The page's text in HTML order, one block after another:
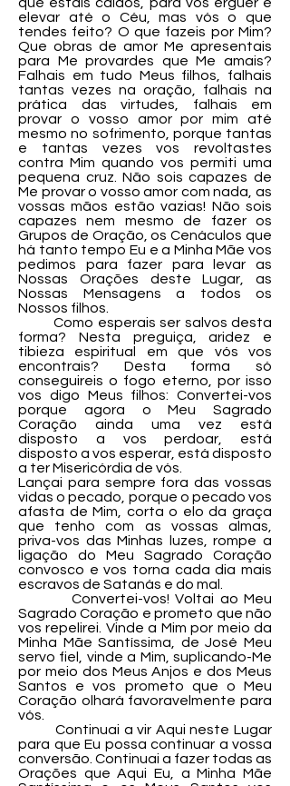
elevar até o Céu, mas vós o que
tendes feito? O que fazeis por Mim?
Que obras de amor Me apresentais
para Me provardes que Me amais?
Falhais em tudo Meus filhos, falhais
tantas vezes na oração, falhais na
prática das virtudes, falhais em
provar o vosso amor por mim até
mesmo no sofrimento, porque tantas
e tantas vezes vos revoltastes
contra Mim quando vos permiti uma
pequena cruz. Não sois capazes de
Me provar o vosso amor com nada, as
vossas mãos estão vazias! Não sois
capazes nem mesmo de fazer os
Grupos de Oração, os Cenáculos que
há tanto tempo Eu e a Minha Mãe vos
pedimos para fazer para levar as
Nossas Orações deste Lugar, as
Nossas Mensagens a todos os
Nossos filhos.
Como esperais ser salvos desta
forma? Nesta preguiça, aridez e
tibieza espiritual em que vós vos
encontrais? Desta forma só
conseguireis o fogo eterno, por isso
vos digo Meus filhos: Convertei-vos
porque agora o Meu Sagrado
Coração ainda uma vez está
disposto a vos perdoar, está
disposto a vos esperar, está disposto
a ter Misericórdia de vós.
Lançai para sempre fora das vossas
vidas o pecado, porque o pecado vos
afasta de Mim, corta o elo da graça
que tenho com as vossas almas,
priva-vos das Minhas luzes, rompe a
ligação do Meu Sagrado Coração
convosco e vos torna cada dia mais
escravos de Satanás e do mal.
Convertei-vos! Voltai ao Meu
Sagrado Coração e prometo que não
vos repelirei. Vinde a Mim por meio da
Minha Mãe Santíssima, de José Meu
servo fiel, vinde a Mim, suplicando-Me
por meio dos Meus Anjos e dos Meus
Santos e vos prometo que o Meu
Coração olhará favoravelmente para
vós.
Continuai a vir Aqui neste Lugar
para que Eu possa continuar a vossa
conversão. Continuai a fazer todas as
Orações que Aqui Eu, a Minha Mãe